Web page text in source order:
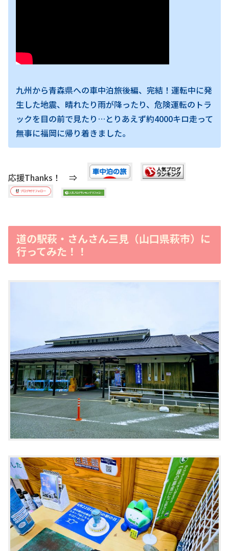
九州から青森県への車中泊旅後編、完結！運転中に発
生した地震、晴れたり雨が降ったり、危険運転のトラ
ックを目の前で見たり…とりあえず約4000キロ走って
無事に福岡に帰り着きました。
応援Thanks！ ⇒
道の駅萩・さんさん三見（山口県萩市）に
行ってみた！！